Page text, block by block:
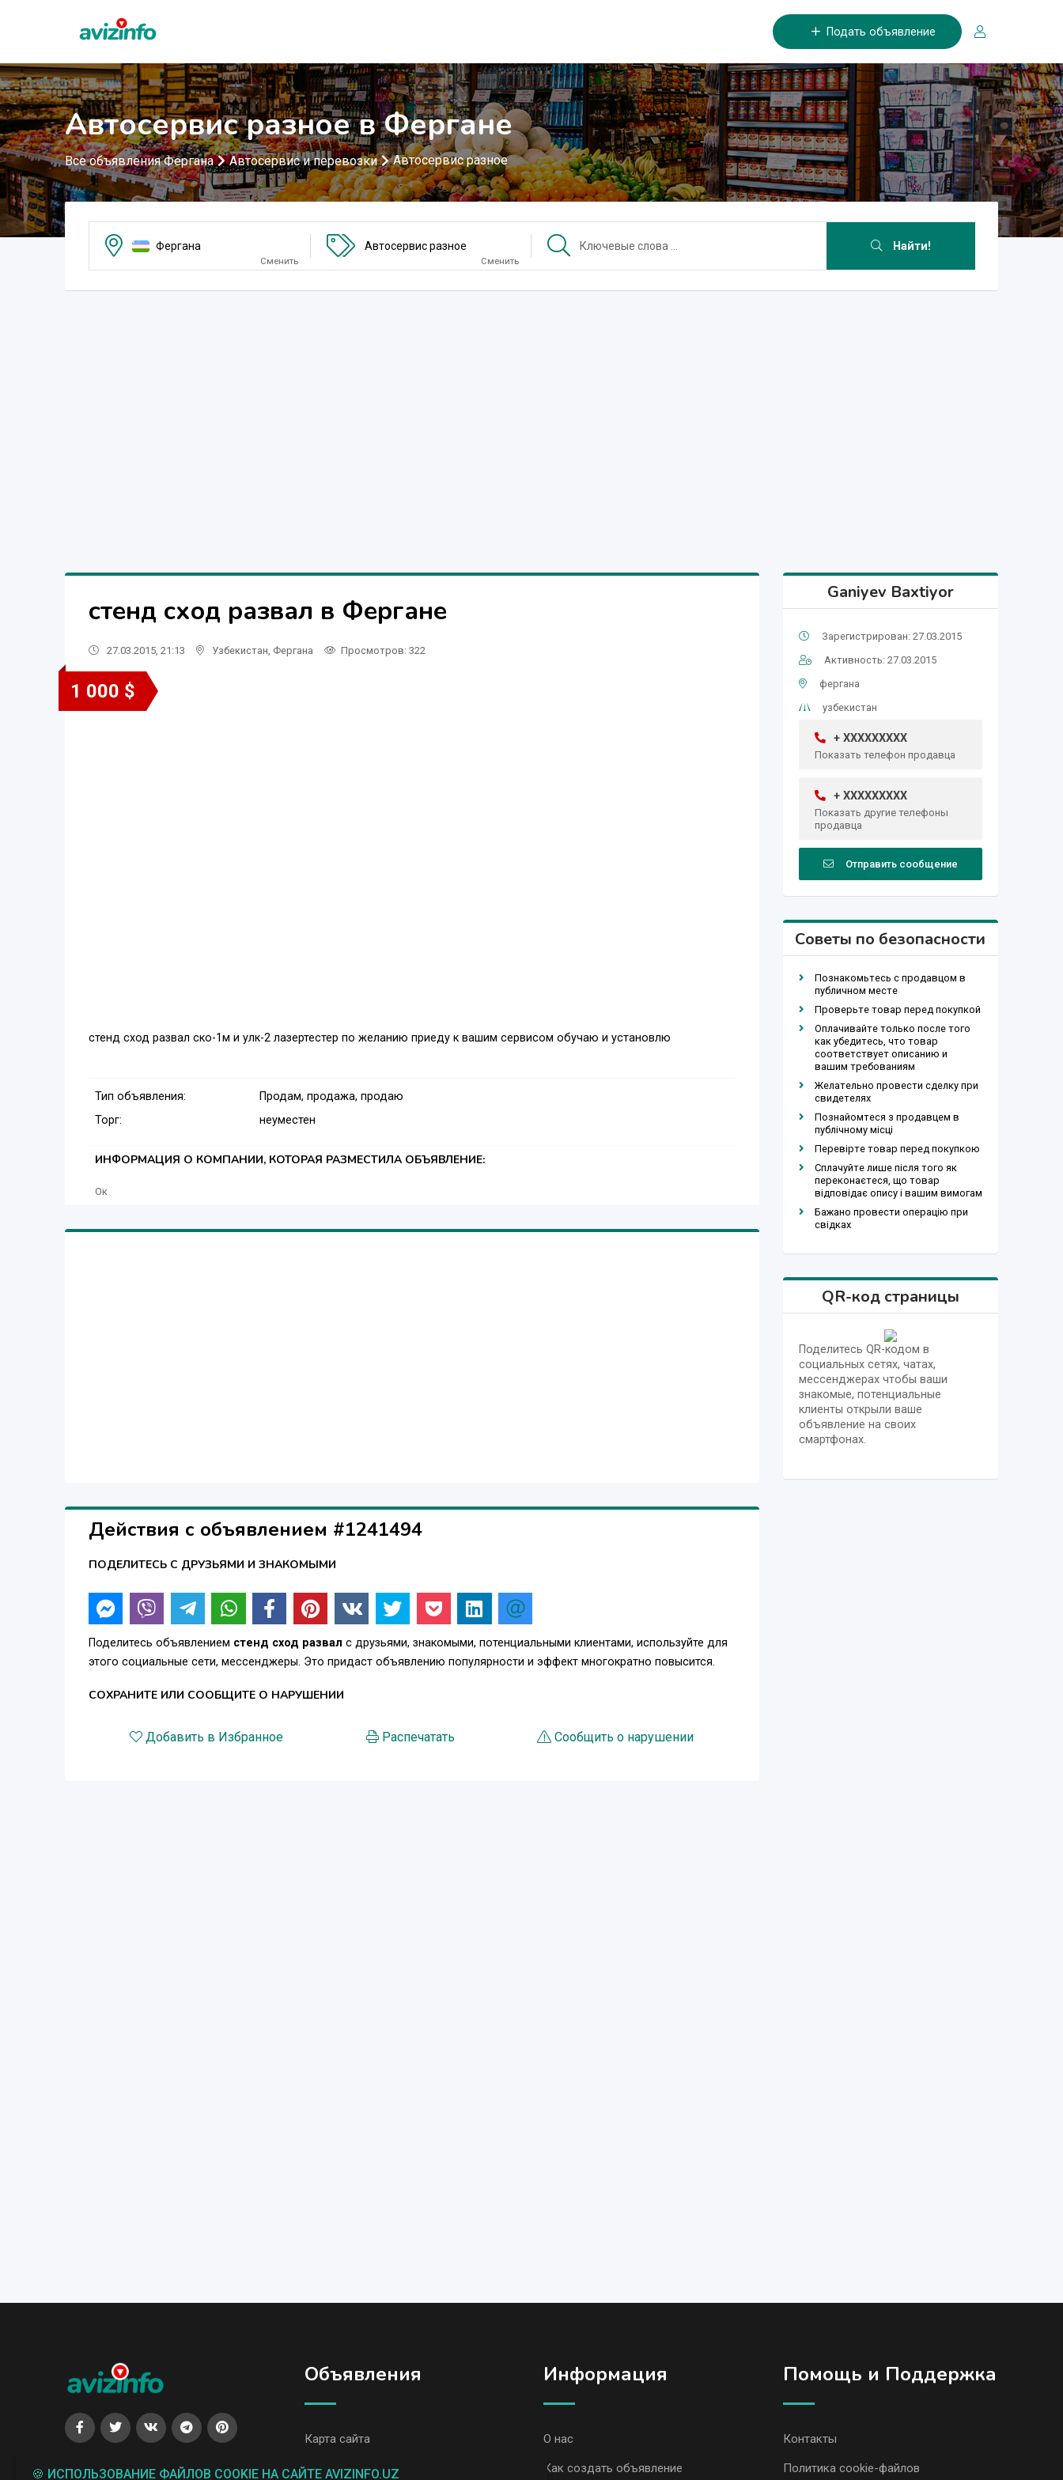
Подать объявление
Автосервис разное в Фергане
Все объявления Фергана Автосервис и перевозки Автосервис разное
Фергана
Сменить
Автосервис разное
Сменить
Найти!
стенд сход развал в Фергане
27.03.2015, 21:13 Узбекистан Фергана Просмотров: 322
1 000 $
стенд сход развал ско-1м и улк-2 лазертестер по желанию приеду к вашим сервисом обучаю и установлю
Тип объявления:
Продам, продажа, продаю
Торг:
неуместен
ИНФОРМАЦИЯ О КОМПАНИИ, КОТОРАЯ РАЗМЕСТИЛА ОБЪЯВЛЕНИЕ:
Ок
Действия с объявлением #1241494
ПОДЕЛИТЕСЬ С ДРУЗЬЯМИ И ЗНАКОМЫМИ
Поделитесь объявлением стенд сход развал с друзьями, знакомыми, потенциальными клиентами, используйте для
этого социальные сети, мессенджеры. Это придаст объявлению популярности и эффект многократно повысится.
СОХРАНИТЕ ИЛИ СООБЩИТЕ О НАРУШЕНИИ
Добавить в Избранное Распечатать Сообщить о нарушении
Ganiyev Baxtiyor
Зарегистрирован: 27.03.2015
Активность: 27.03.2015
фергана
узбекистан
+ XXXXXXXXX
Показать телефон продавца
+ XXXXXXXXX
Показать другие телефоны
продавца
Отправить сообщение
Советы по безопасности
Познакомьтесь с продавцом в
публичном месте
Проверьте товар перед покупкой
Оплачивайте только после того
как убедитесь, что товар
соответствует описанию и
вашим требованиям
Желательно провести сделку при
свидетелях
Познайомтеся з продавцем в
публічному місці
Перевірте товар перед покупкою
Сплачуйте лише після того як
переконаєтеся, що товар
відповідає опису і вашим вимогам
Бажано провести операцію при
свідках
QR-код страницы
Поделитесь QR-кодом в
социальных сетях, чатах,
мессенджерах чтобы ваши
знакомые, потенциальные
клиенты открыли ваше
объявление на своих
смартфонах.
Объявления
Карта сайта
Все объявления, Фергана
Информация
О нас
Как создать объявление
Помощь и Поддержка
Контакты
Политика cookie-файлов
🍪 ИСПОЛЬЗОВАНИЕ ФАЙЛОВ COOKIE НА САЙТЕ AVIZINFO.UZ